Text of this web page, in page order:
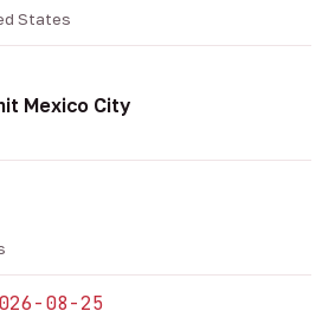
States
Mexico City
08-25